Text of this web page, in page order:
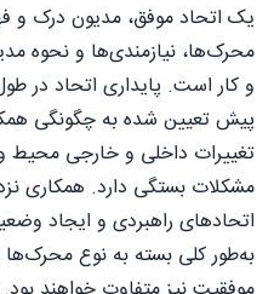
یک اتحاد موفق، مدیون درک و
محرک‌ها، نیازمندی‌ها و نحوه
و کار است. پایداری اتحاد در
پیش تعیین شده به چگونگی
تغییرات داخلی و خارجی محیط
مشکلات بستگی دارد. همکاری
اتحادهای راهبردی و ایجاد
به‌طور کلی بسته به نوع محرک‌ها